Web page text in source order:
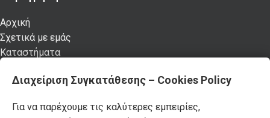
Αρχική
Σχετικά με εμάς
Καταστήματα
Κατάλογος επίπλων MSA
Επικοινωνία
Διαχείριση Συγκατάθεσης – Cookies Policy
Για να παρέχουμε τις καλύτερες εμπειρίες,